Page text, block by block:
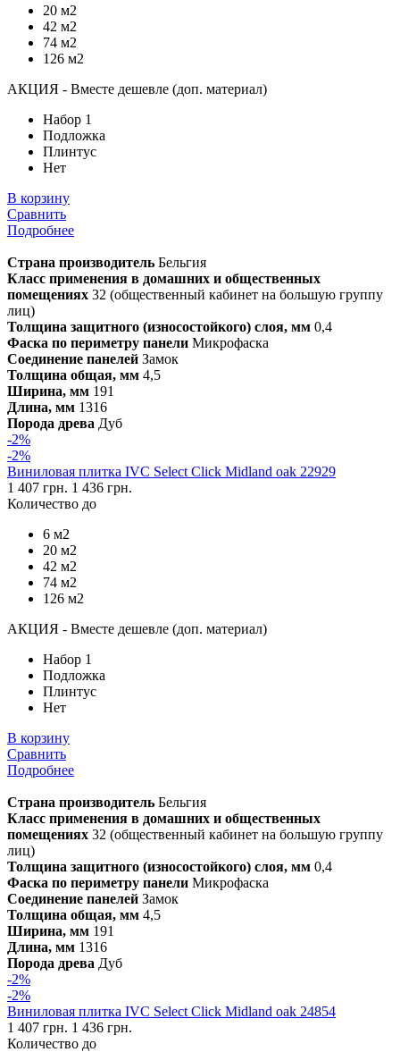
20 м2
42 м2
74 м2
126 м2
АКЦИЯ - Вместе дешевле (доп. материал)
Набор 1
Подложка
Плинтус
Нет
В корзину
Сравнить
Подробнее
Страна производитель Бельгия
Класс применения в домашних и общественных
помещениях 32 (общественный кабинет на большую группу
лиц)
Толщина защитного (износостойкого) слоя, мм 0,4
Фаска по периметру панели Микрофаска
Соединение панелей Замок
Толщина общая, мм 4,5
Ширина, мм 191
Длина, мм 1316
Порода древа Дуб
-2%
-2%
Виниловая плитка IVC Select Click Midland oak 22929
1 407 грн. 1 436 грн.
Количество до
6 м2
20 м2
42 м2
74 м2
126 м2
АКЦИЯ - Вместе дешевле (доп. материал)
Набор 1
Подложка
Плинтус
Нет
В корзину
Сравнить
Подробнее
Страна производитель Бельгия
Класс применения в домашних и общественных
помещениях 32 (общественный кабинет на большую группу
лиц)
Толщина защитного (износостойкого) слоя, мм 0,4
Фаска по периметру панели Микрофаска
Соединение панелей Замок
Толщина общая, мм 4,5
Ширина, мм 191
Длина, мм 1316
Порода древа Дуб
-2%
-2%
Виниловая плитка IVC Select Click Midland oak 24854
1 407 грн. 1 436 грн.
Количество до